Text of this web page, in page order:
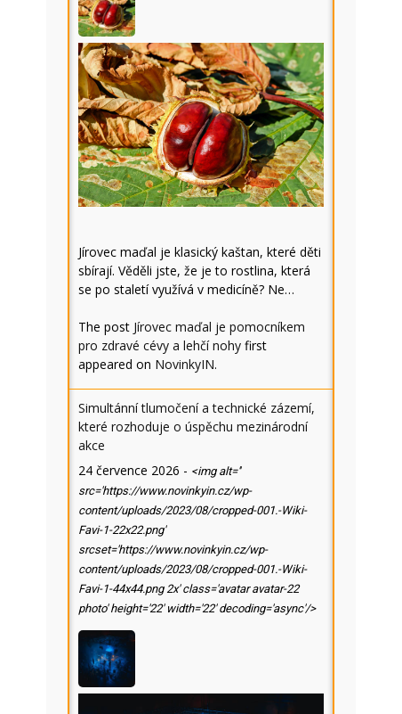
Jírovec maďal je klasický kaštan, které děti
sbírají. Věděli jste, že je to rostlina, která
se po staletí využívá v medicíně? Ne…
The post Jírovec maďal je pomocníkem
pro zdravé cévy a lehčí nohy first
appeared on NovinkyIN.
Simultánní tlumočení a technické zázemí,
které rozhoduje o úspěchu mezinárodní
akce
24 července 2026 - <img alt=''
src='https://www.novinkyin.cz/wp-
content/uploads/2023/08/cropped-001.-Wiki-
Favi-1-22x22.png'
srcset='https://www.novinkyin.cz/wp-
content/uploads/2023/08/cropped-001.-Wiki-
Favi-1-44x44.png 2x' class='avatar avatar-22
photo' height='22' width='22' decoding='async'/>